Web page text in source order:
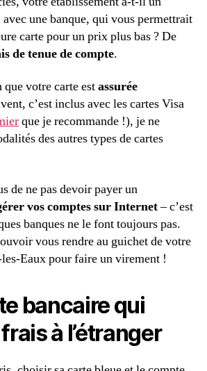
une banque, qui vous permettrait
carte pour un prix plus bas ? De
de tenue de compte.
votre carte estassurée
c’est inclus avec les cartes Visa
que je recommande !), je ne
des autres types de cartes
de ne pas devoir payer un
vos comptes sur Internet– c’est
banques ne le font toujours pas.
vous rendre au guichet de votre
Eaux pour faire un virement !
bancaire qui
à l’étranger